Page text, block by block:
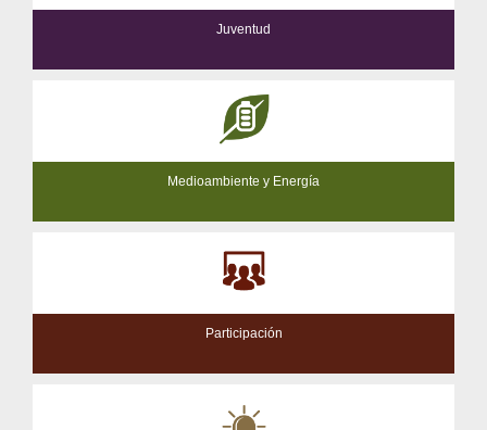
Juventud
Medioambiente y Energía
Participación